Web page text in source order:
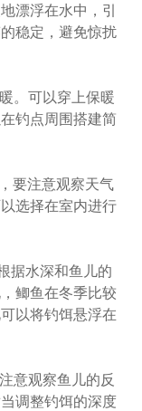
漂浮在水中，引
稳定，避免惊扰
。可以穿上保暖
钓点周围搭建简
要注意观察天气
选择在室内进行
据水深和鱼儿的
鲫鱼在冬季比较
以将钓饵悬浮在
意观察鱼儿的反
调整钓饵的深度